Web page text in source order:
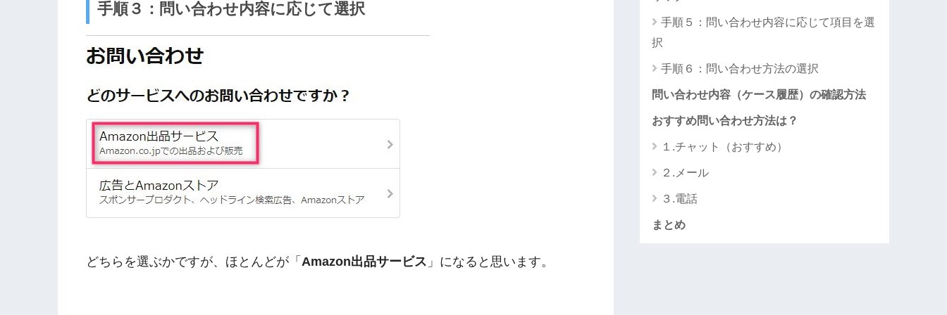
手順３：問い合わせ内容に応じて選択
どちらを選ぶかですが、ほとんどが「 Amazon出品サービス 」になると思います。
手順５：問い合わせ内容に応じて項目を選
択
手順６：問い合わせ方法の選択
問い合わせ内容（ケース履歴）の確認方法
おすすめ問い合わせ方法は？
１.チャット（おすすめ）
２.メール
３.電話
まとめ